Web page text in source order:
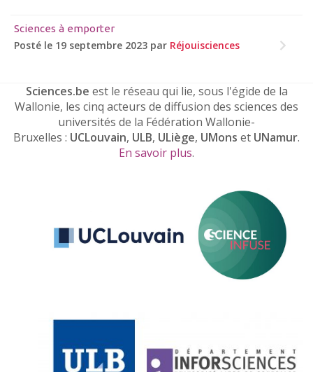
Sciences à emporter
Posté le 19 septembre 2023 par Réjouisciences
Sciences.be est le réseau qui lie, sous l'égide de la
Wallonie, les cinq acteurs de diffusion des sciences des
universités de la Fédération Wallonie-
Bruxelles : UCLouvain, ULB, ULiège, UMons et UNamur.
En savoir plus.